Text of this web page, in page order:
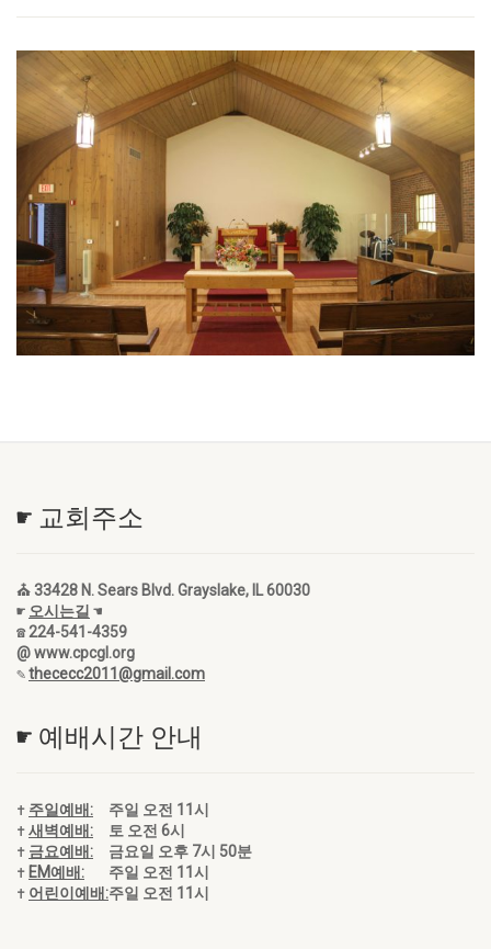
☛ 교회주소
⛪ 33428 N. Sears Blvd. Grayslake, IL 60030
☛ 오시는길 ☚
☎ 224-541-4359
@ www.cpcgl.org
✎thececc2011@gmail.com
☛ 예배시간 안내
✝ 주일예배:
주일 오전 11시
✝새벽예배:
토 오전 6시
✝ 금요예배:
금요일 오후 7시 50분
✝ EM예배:
주일 오전 11시
✝ 어린이예배:주일 오전 11시